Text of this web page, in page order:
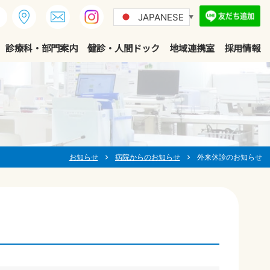
JAPANESE ▼
診療科・部門案内 健診・人間ドック 地域連携室 採用情報
お知らせ chevron_right 病院からのお知らせ chevron_right 外来休診のお知らせ